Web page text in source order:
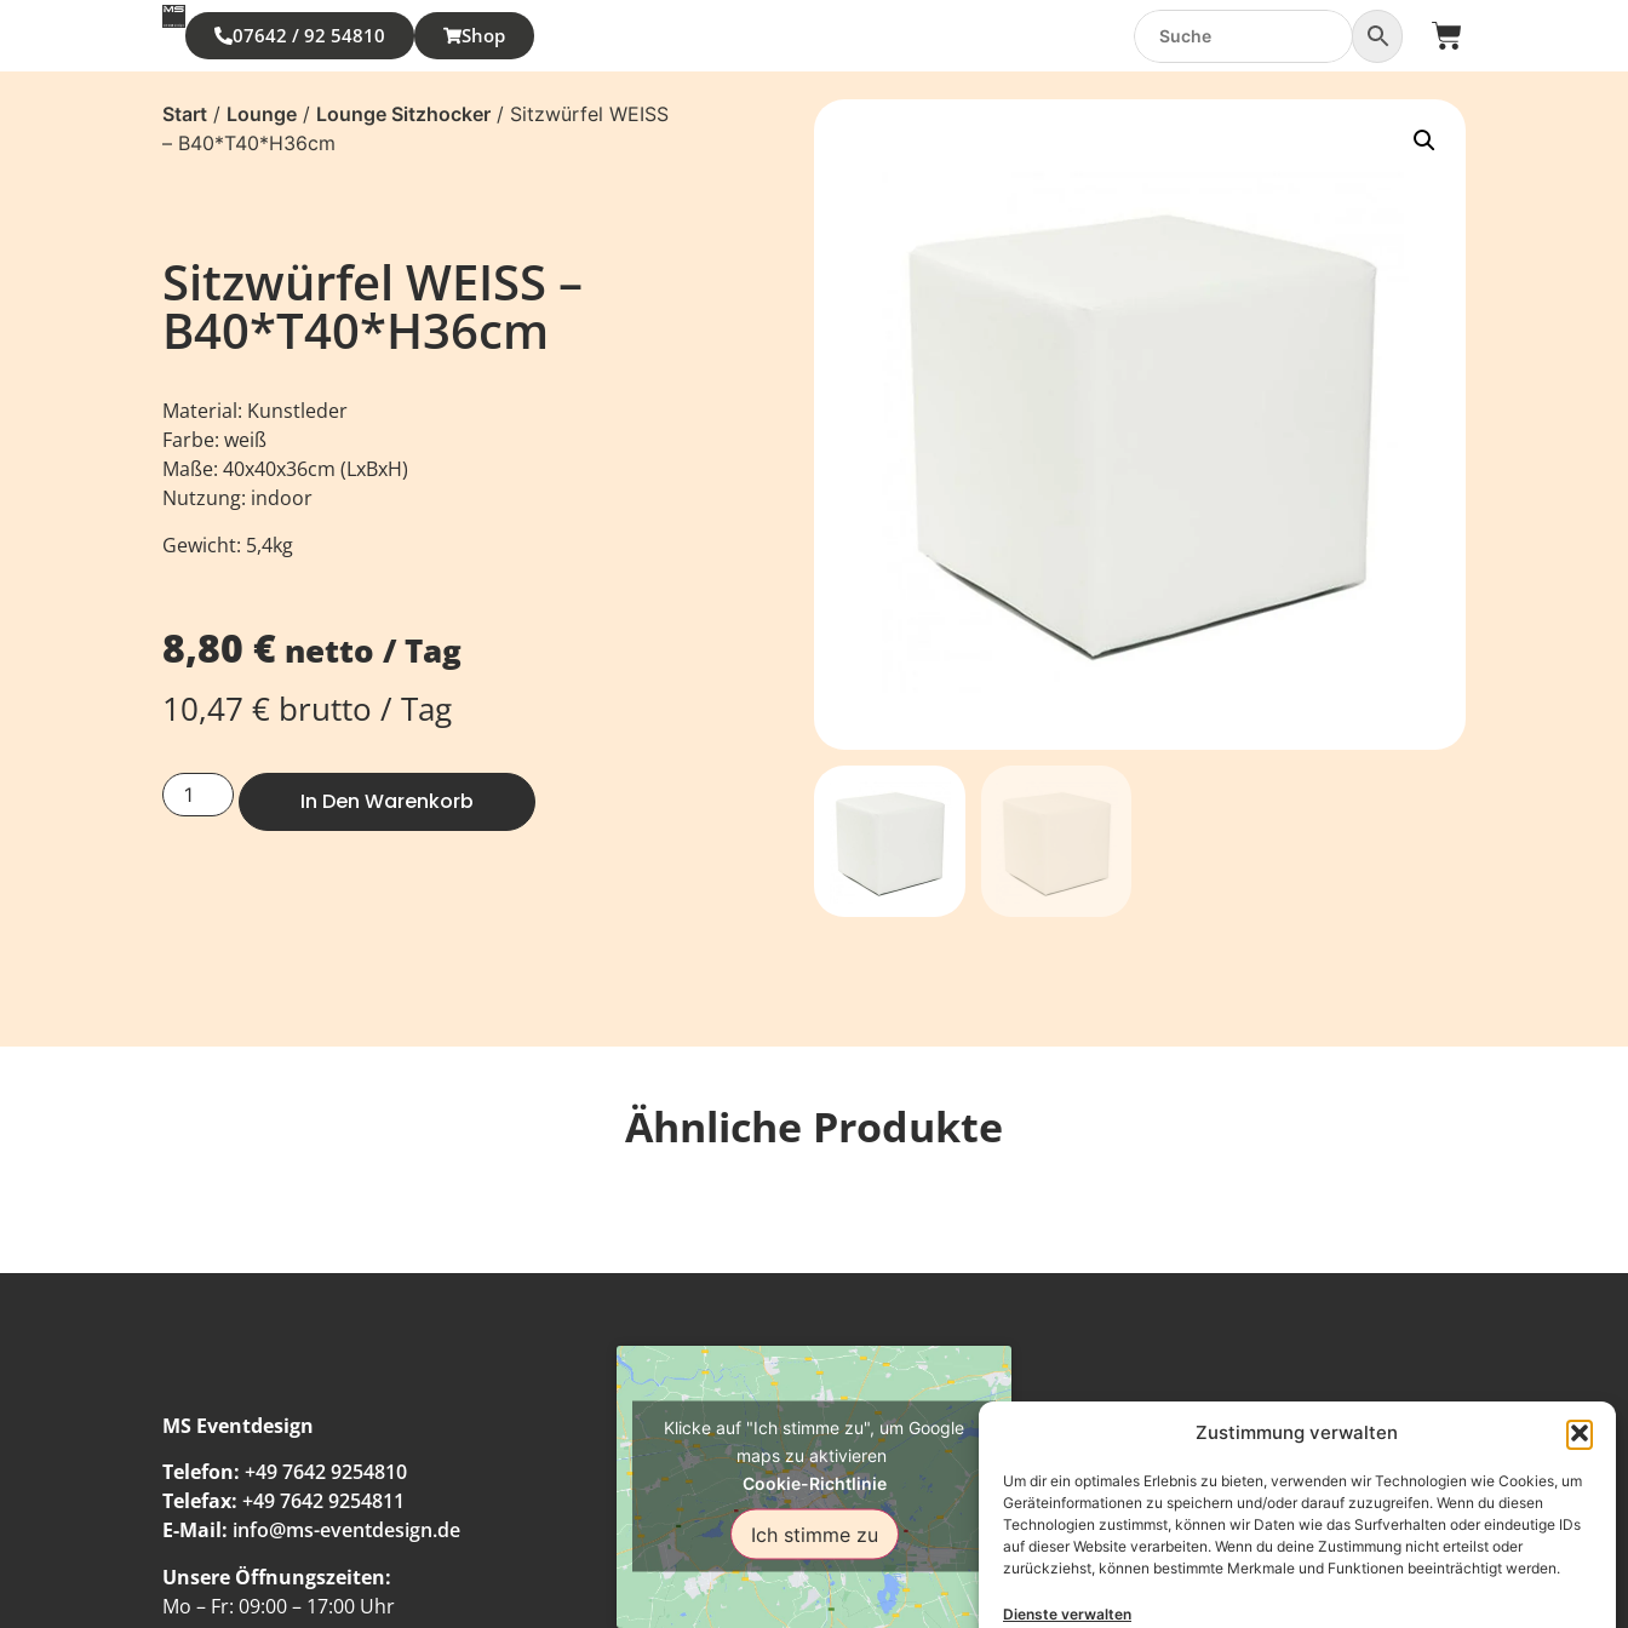
Zustimmung verwalten
Um dir ein optimales Erlebnis zu bieten, verwenden wir Technologien wie Cookies, um
Geräteinformationen zu speichern und/oder darauf zuzugreifen. Wenn du diesen
Technologien zustimmst, können wir Daten wie das Surfverhalten oder eindeutige IDs
auf dieser Website verarbeiten. Wenn du deine Zustimmung nicht erteilst oder
zurückziehst, können bestimmte Merkmale und Funktionen beeinträchtigt werden.
Dienste verwalten
07642 / 92 54810 Shop
Start / Lounge / Lounge Sitzhocker / Sitzwürfel WEISS
– B40*T40*H36cm
Sitzwürfel WEISS –
B40*T40*H36cm
Material: Kunstleder
Farbe: weiß
Maße: 40x40x36cm (LxBxH)
Nutzung: indoor
Gewicht: 5,4kg
8,80€ netto / Tag
10,47€ brutto / Tag
In Den Warenkorb
Ähnliche Produkte
MS Eventdesign
Telefon: +49 7642 9254810
Telefax: +49 7642 9254811
E-Mail: info@ms-eventdesign.de
Unsere Öffnungszeiten:
Mo – Fr: 09:00 – 17:00 Uhr
Klicke auf "Ich stimme zu", um Google
maps zu aktivieren
Cookie-Richtlinie
Ich stimme zu
Impressum
Datenschutz
Erklärung zur Barrierefreiheit
AGB